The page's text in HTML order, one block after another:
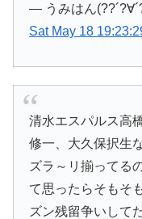
— うみはん
Sat May 18
清水エスパルス高
修一、大久保択生
ズラ～リ揃ってる
て思ったらそもそ
ズン残留争いして